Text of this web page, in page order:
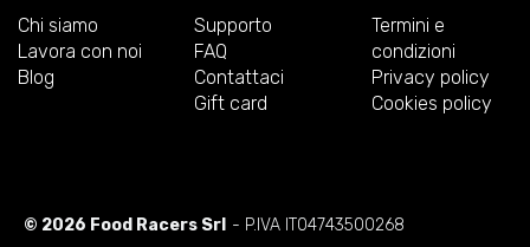
Chi siamo
Lavora con noi
Blog
Supporto
FAQ
Contattaci
Gift card
Termini e
condizioni
Privacy policy
Cookies policy
© 2026 Food Racers Srl - P.IVA IT04743500268